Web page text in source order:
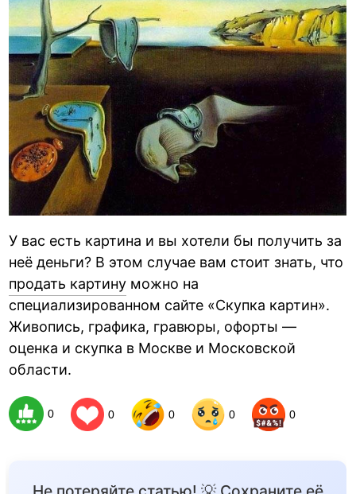
У вас есть картина и вы хотели бы получить за
неё деньги? В этом случае вам стоит знать, что
продать картину можно на
специализированном сайте «Скупка картин».
Живопись, графика, гравюры, офорты —
оценка и скупка в Москве и Московской
области.
0 0 0 0 0